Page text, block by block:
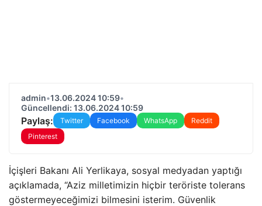
admin•13.06.2024 10:59•
Güncellendi: 13.06.2024 10:59
Paylaş: Twitter Facebook WhatsApp
Reddit
Pinterest
İçişleri Bakanı Ali Yerlikaya, sosyal medyadan yaptığı
açıklamada, “Aziz milletimizin hiçbir teröriste tolerans
göstermeyeceğimizi bilmesini isterim. Güvenlik